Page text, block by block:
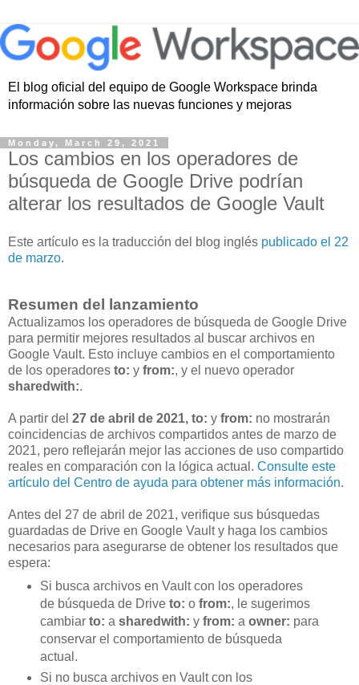
El blog oficial del equipo de Google Workspace brinda
información sobre las nuevas funciones y mejoras
Monday, March 29, 2021
Los cambios en los operadores de
búsqueda de Google Drive podrían
alterar los resultados de Google Vault
Este artículo es la traducción del blog inglés publicado el 22
de marzo.
Resumen del lanzamiento
Actualizamos los operadores de búsqueda de Google Drive
para permitir mejores resultados al buscar archivos en
Google Vault. Esto incluye cambios en el comportamiento
de los operadores to: y from:, y el nuevo operador
sharedwith:.
A partir del 27 de abril de 2021, to: y from: no mostrarán
coincidencias de archivos compartidos antes de marzo de
2021, pero reflejarán mejor las acciones de uso compartido
reales en comparación con la lógica actual. Consulte este
artículo del Centro de ayuda para obtener más información.
Antes del 27 de abril de 2021, verifique sus búsquedas
guardadas de Drive en Google Vault y haga los cambios
necesarios para asegurarse de obtener los resultados que
espera:
Si busca archivos en Vault con los operadores
de búsqueda de Drive to: o from:, le sugerimos
cambiar to: a sharedwith: y from: a owner: para
conservar el comportamiento de búsqueda
actual.
Si no busca archivos en Vault con los